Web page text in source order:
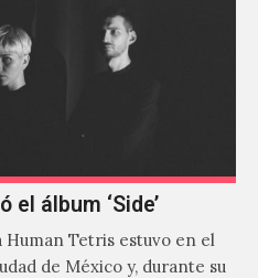
el álbum ‘Side’
Human Tetris estuvo en el
de México y, durante su